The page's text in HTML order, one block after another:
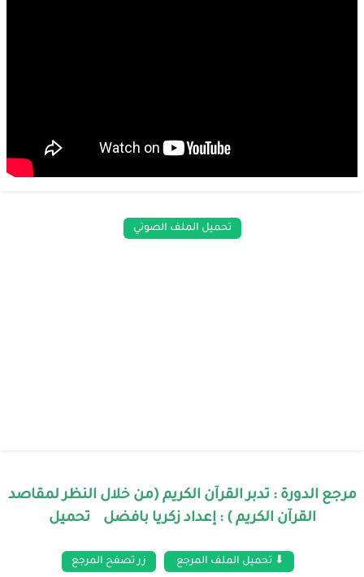
تحميل الملف الصوتي
مرجع الدورة : تدبر القرآن الكريم (من خلال النظر لمقاصد
القرآن الكريم ) : إعداد زكريا بافضل تحميل
⬇ تحميل الملف المرجع زر تصفح المرجع